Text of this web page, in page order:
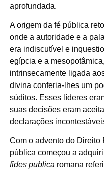
aprofundada.
A origem da fé pública
onde a autoridade e a
era indiscutível e
egípcia e a
intrinsecamente ligada
divina conferia-lhes um
súditos. Esses líderes
suas decisões eram
declarações
Com o advento do Direito
pública começou a
fides publica romana